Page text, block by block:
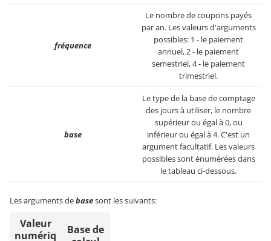
fréquence
Le nombre de coupons payés
par an. Les valeurs d'arguments
possibles: 1 - le paiement
annuel, 2 - le paiement
semestriel, 4 - le paiement
trimestriel.
base
Le type de la base de comptage
des jours à utiliser, le nombre
supérieur ou égal à 0, ou
inférieur ou égal à 4. C'est un
argument facultatif. Les valeurs
possibles sont énumérées dans
le tableau ci-dessous.
Les arguments debasesont les suivants:
Valeur
numériq
Base de